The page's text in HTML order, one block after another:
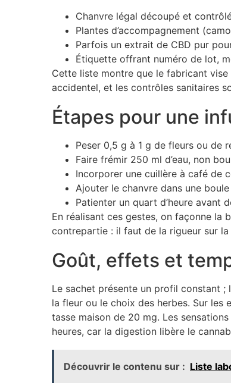
Chanvre légal découpé et
Plantes d’accompagnement
Parfois un extrait de CBD pur
Étiquette offrant numéro de lot,
Cette liste montre que le fabricant vise
accidentel, et les contrôles sanitaires
Étapes pour une
Peser 0,5 g à 1 g de fleurs ou de
Faire frémir 250 ml d’eau, non
Incorporer une cuillère à café de
Ajouter le chanvre dans une
Patienter un quart d’heure avant
En réalisant ces gestes, on façonne la
contrepartie : il faut de la rigueur sur la
Goût, effets et
Le sachet présente un profil constant ;
la fleur ou le choix des herbes. Sur les
tasse maison de 20 mg. Les
heures, car la digestion libère le
Découvrir le contenu sur : Liste